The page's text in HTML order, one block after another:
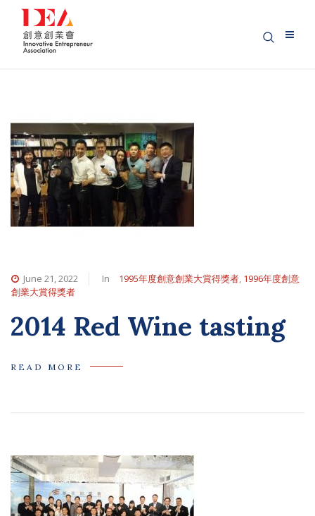
June 21, 2022 In 1995年度創意創業大賞得獎者, 1996年度創意
創業大賞得獎者
2014 Red Wine tasting
READ MORE